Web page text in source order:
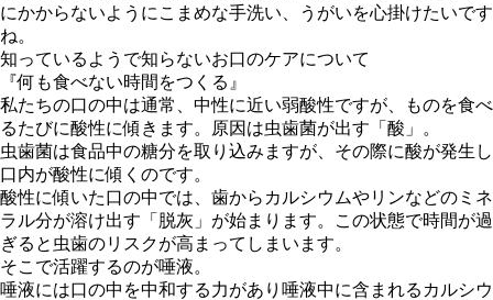
にかからないようにこまめな手洗い、うがいを心掛けたいです
ね。
知っているようで知らないお口のケアについて
『何も食べない時間をつくる』
私たちの口の中は通常、中性に近い弱酸性ですが、ものを食べ
るたびに酸性に傾きます。原因は虫歯菌が出す「酸」。
虫歯菌は食品中の糖分を取り込みますが、その際に酸が発生し
口内が酸性に傾くのです。
酸性に傾いた口の中では、歯からカルシウムやリンなどのミネ
ラル分が溶け出す「脱灰」が始まります。この状態で時間が過
ぎると虫歯のリスクが高まってしまいます。
そこで活躍するのが唾液。
唾液には口の中を中和する力があり唾液中に含まれるカルシウ